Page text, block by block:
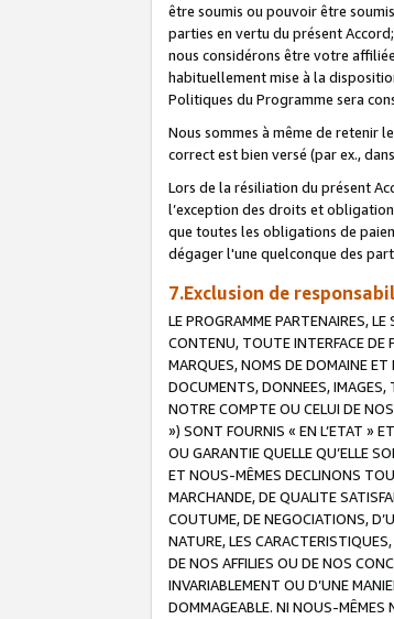
être soumis ou pouvoir être
parties en vertu du présent
nous considérons être votre
habituellement mise à la
Politiques du Programme sera
Nous sommes à même de retenir
correct est bien versé (par ex.,
Lors de la résiliation du présent
l’exception des droits et
que toutes les obligations de
dégager l'une quelconque des
7.Exclusion de
LE PROGRAMME PARTENAIRES,
CONTENU, TOUTE INTERFACE DE
MARQUES, NOMS DE DOMAINE ET
DOCUMENTS, DONNEES,
NOTRE COMPTE OU CELUI DE
») SONT FOURNIS « EN L’ETAT »
OU GARANTIE QUELLE QU’ELLE
ET NOUS-MÊMES DECLINONS
MARCHANDE, DE QUALITE
COUTUME, DE NEGOCIATIONS,
NATURE, LES
DE NOS AFFILIES OU DE NOS
INVARIABLEMENT OU D’UNE
DOMMAGEABLE. NI NOUS-MÊMES